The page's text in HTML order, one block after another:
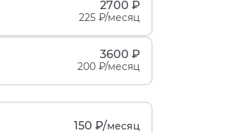
2700 ₽
225 ₽/месяц
3600 ₽
200 ₽/месяц
150 ₽/месяц